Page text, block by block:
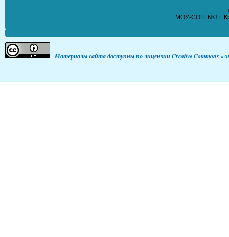
МОУ-СОШ №3 г.
Материалы сайта доступны по лицензии Creative Commons